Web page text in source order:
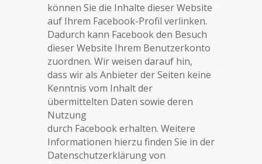
können Sie die Inhalte dieser Website
auf Ihrem Facebook-Profil verlinken.
Dadurch kann Facebook den Besuch
dieser Website Ihrem Benutzerkonto
zuordnen. Wir weisen darauf hin,
dass wir als Anbieter der Seiten keine
Kenntnis vom Inhalt der
übermittelten Daten sowie deren
Nutzung
durch Facebook erhalten. Weitere
Informationen hierzu finden Sie in der
Datenschutzerklärung von